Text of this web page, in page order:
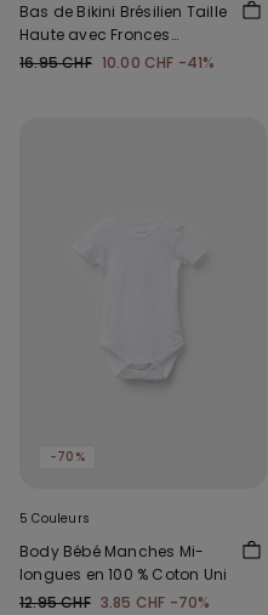
Bas de Bikini Brésilien Taille
Haute avec Fronces
Microfibre Recyclée
16.95 CHF 10.00 CHF -41%
-70%
5 Couleurs
Body Bébé Manches Mi-
longues en 100 % Coton Uni
12.95 CHF 3.85 CHF -70%